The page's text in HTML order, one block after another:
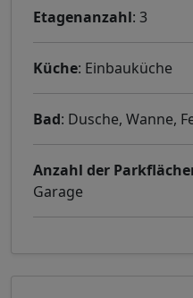
Etagenanzahl: 3
Küche: Einbauküche
Bad: Dusche, Wanne,
Anzahl der
Garage